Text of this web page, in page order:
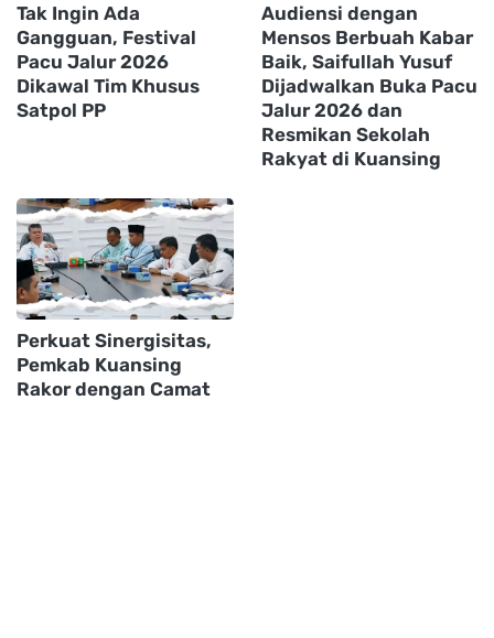
Tak Ingin Ada
Gangguan, Festival
Pacu Jalur 2026
Dikawal Tim Khusus
Satpol PP
Audiensi dengan
Mensos Berbuah Kabar
Baik, Saifullah Yusuf
Dijadwalkan Buka Pacu
Jalur 2026 dan
Resmikan Sekolah
Rakyat di Kuansing
Perkuat Sinergisitas,
Pemkab Kuansing
Rakor dengan Camat